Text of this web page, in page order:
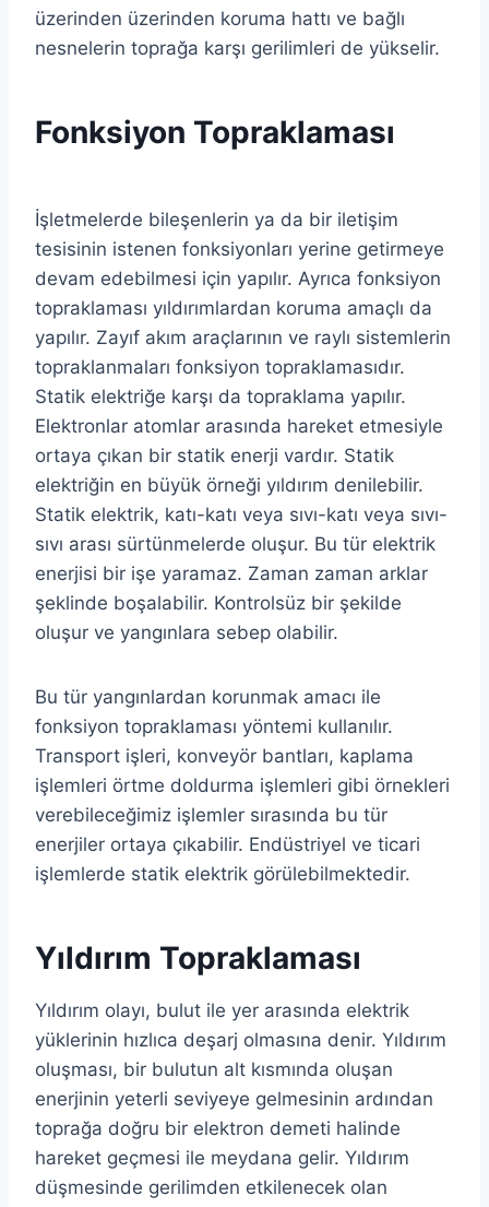
üzerinden üzerinden koruma hattı ve bağlı
nesnelerin toprağa karşı gerilimleri de yükselir.
Fonksiyon Topraklaması
İşletmelerde bileşenlerin ya da bir iletişim
tesisinin istenen fonksiyonları yerine getirmeye
devam edebilmesi için yapılır. Ayrıca fonksiyon
topraklaması yıldırımlardan koruma amaçlı da
yapılır. Zayıf akım araçlarının ve raylı sistemlerin
topraklanmaları fonksiyon topraklamasıdır.
Statik elektriğe karşı da topraklama yapılır.
Elektronlar atomlar arasında hareket etmesiyle
ortaya çıkan bir statik enerji vardır. Statik
elektriğin en büyük örneği yıldırım denilebilir.
Statik elektrik, katı-katı veya sıvı-katı veya sıvı-
sıvı arası sürtünmelerde oluşur. Bu tür elektrik
enerjisi bir işe yaramaz. Zaman zaman arklar
şeklinde boşalabilir. Kontrolsüz bir şekilde
oluşur ve yangınlara sebep olabilir.
Bu tür yangınlardan korunmak amacı ile
fonksiyon topraklaması yöntemi kullanılır.
Transport işleri, konveyör bantları, kaplama
işlemleri örtme doldurma işlemleri gibi örnekleri
verebileceğimiz işlemler sırasında bu tür
enerjiler ortaya çıkabilir. Endüstriyel ve ticari
işlemlerde statik elektrik görülebilmektedir.
Yıldırım Topraklaması
Yıldırım olayı, bulut ile yer arasında elektrik
yüklerinin hızlıca deşarj olmasına denir. Yıldırım
oluşması, bir bulutun alt kısmında oluşan
enerjinin yeterli seviyeye gelmesinin ardından
toprağa doğru bir elektron demeti halinde
hareket geçmesi ile meydana gelir. Yıldırım
düşmesinde gerilimden etkilenecek olan